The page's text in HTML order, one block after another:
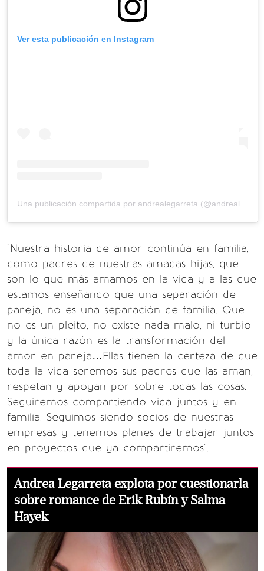
Ver esta publicación en Instagram
"Nuestra historia de amor continúa en familia,
como padres de nuestras amadas hijas, que
son lo que más amamos en la vida y a las que
estamos enseñando que una separación de
pareja, no es una separación de familia. Que
no es un pleito, no existe nada malo, ni turbio
y la única razón es la transformación del
amor en pareja…Ellas tienen la certeza de que
toda la vida seremos sus padres que las aman,
respetan y apoyan por sobre todas las cosas.
Seguiremos compartiendo vida juntos y en
familia. Seguimos siendo socios de nuestras
empresas y tenemos planes de trabajar juntos
en proyectos que ya compartiremos".
Andrea Legarreta explota por cuestionarla
sobre romance de Erik Rubín y Salma
Hayek